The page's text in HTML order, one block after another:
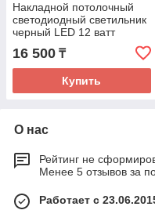
Накладной потолочный
светодиодный светильник
черный LED 12 ватт
16 500 ₸
Купить
О нас
Рейтинг не
Менее 5 отзывов за
Работает с